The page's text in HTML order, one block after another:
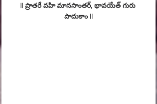
|| ప్రాతరే వహి మానసాంతర్, భావయేత్ గురు
పాదుకాం ||